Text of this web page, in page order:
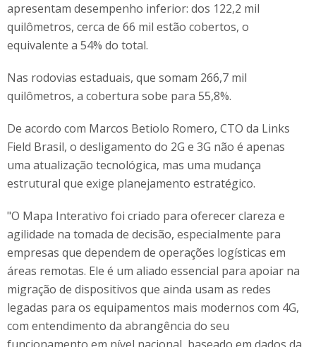
apresentam desempenho inferior: dos 122,2 mil
quilômetros, cerca de 66 mil estão cobertos, o
equivalente a 54% do total.
Nas rodovias estaduais, que somam 266,7 mil
quilômetros, a cobertura sobe para 55,8%.
De acordo com Marcos Betiolo Romero, CTO da Links
Field Brasil, o desligamento do 2G e 3G não é apenas
uma atualização tecnológica, mas uma mudança
estrutural que exige planejamento estratégico.
"O Mapa Interativo foi criado para oferecer clareza e
agilidade na tomada de decisão, especialmente para
empresas que dependem de operações logísticas em
áreas remotas. Ele é um aliado essencial para apoiar na
migração de dispositivos que ainda usam as redes
legadas para os equipamentos mais modernos com 4G,
com entendimento da abrangência do seu